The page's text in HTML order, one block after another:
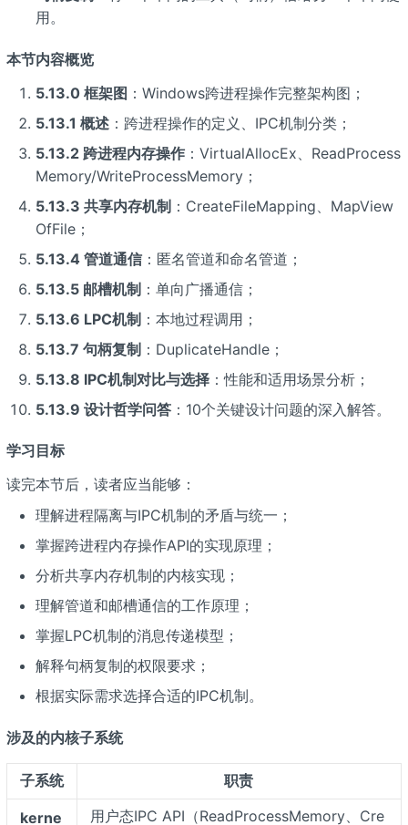
用。
本节内容概览
5.13.0 框架图 ：Windows跨进程操作完整架构图；
5.13.1 概述：跨进程操作的定义、IPC机制分类；
5.13.2 跨进程内存操作：VirtualAllocEx、ReadProcess
Memory/WriteProcessMemory；
5.13.3 共享内存机制：CreateFileMapping、MapView
OfFile；
5.13.4 管道通信：匿名管道和命名管道；
5.13.5 邮槽机制：单向广播通信；
5.13.6 LPC机制：本地过程调用；
5.13.7 句柄复制：DuplicateHandle；
5.13.8 IPC机制对比与选择：性能和适用场景分析；
5.13.9 设计哲学问答：10个关键设计问题的深入解答。
学习目标
读完本节后，读者应当能够：
理解进程隔离与IPC机制的矛盾与统一；
掌握跨进程内存操作API的实现原理；
分析共享内存机制的内核实现；
理解管道和邮槽通信的工作原理；
掌握LPC机制的消息传递模型；
解释句柄复制的权限要求；
根据实际需求选择合适的IPC机制。
涉及的内核子系统
子系统 职责
kerne
用户态IPC API（ReadProcessMemory、Cre